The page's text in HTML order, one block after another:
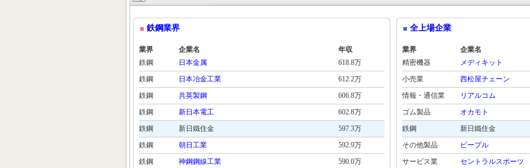
鉄鋼業界
業界 企業名
年収
鉄鋼
日本金属
618.8万
鉄鋼
日本冶金工業
612.2万
鉄鋼
共英製鋼
606.8万
鉄鋼
新日本電工
602.8万
鉄鋼
新日鐵住金
597.3万
鉄鋼
朝日工業
592.9万
鉄鋼
神鋼鋼線工業
590.0万
全上場企業
業界
企業名
精密機器
メディキット
小売業
西松屋チェーン
情報・通信業
リアルコム
ゴム製品
オカモト
鉄鋼
新日鐵住金
その他製品
ピープル
サービス業
セントラルスポーツ